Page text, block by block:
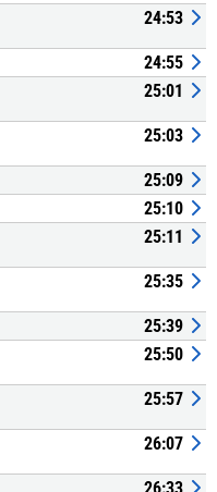
24:53
24:55
25:01
25:03
25:09
25:10
25:11
25:35
25:39
25:50
25:57
26:07